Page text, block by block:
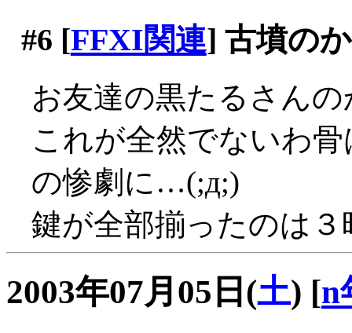
#6 [FFXI関連] 古墳の
お友達の黒たるさん
これが全然でないわ
の惨劇に…(;д;)
鍵が全部揃ったのは
2003年07月05日(土) [n